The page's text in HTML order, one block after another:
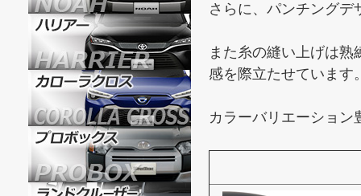
さらに、パンチングデ
また糸の縫い上げは
感を際立たせています
カラーバリエーション